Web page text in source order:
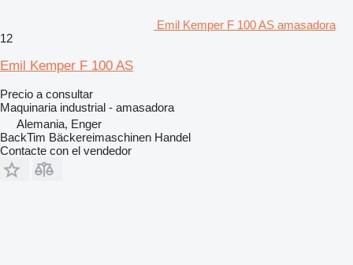
Emil Kemper F 100 AS amasadora
12
Emil Kemper F 100 AS
Precio a consultar
Maquinaria industrial - amasadora
Alemania, Enger
BackTim Bäckereimaschinen Handel
Contacte con el vendedor